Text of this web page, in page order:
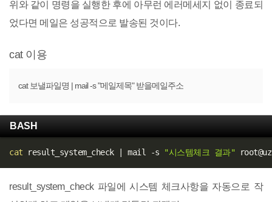
위와 같이 명령을 실행한 후에 아무런 에러메세지 없이 종료되
었다면 메일은 성공적으로 발송된 것이다.
cat 이용
cat 보낼파일명 | mail -s "메일제목" 받을메일주소
BASH
cat result_system_check mail -s "시스템체크 결과"
result_system_check 파일에 시스템 체크사항을 자동으로 작